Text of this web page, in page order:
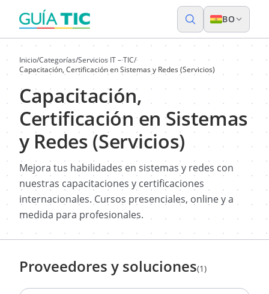
BO
Inicio/Categorías/Servicios IT – TIC/
Capacitación, Certificación en Sistemas y Redes (Servicios)
Capacitación,
Certificación en Sistemas
y Redes (Servicios)
Mejora tus habilidades en sistemas y redes con
nuestras capacitaciones y certificaciones
internacionales. Cursos presenciales, online y a
medida para profesionales.
Proveedores y soluciones(1)